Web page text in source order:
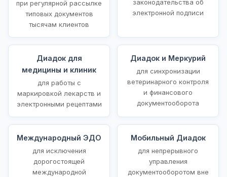
при регулярной рассылке
типовых документов
тысячам клиентов
законодательства об
электронной подписи
Диадок для
медицины и клиник
для работы с
маркировкой лекарств и
электронными рецептами
Диадок и Меркурий
для синхронизации
ветеринарного контроля
и финансового
документооборота
Международный ЭДО
для исключения
дорогостоящей
международной
Мобильный Диадок
для непрерывного
управления
документооборотом вне